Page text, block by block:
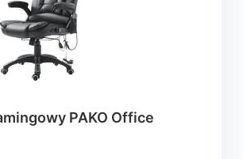
PAKO Office